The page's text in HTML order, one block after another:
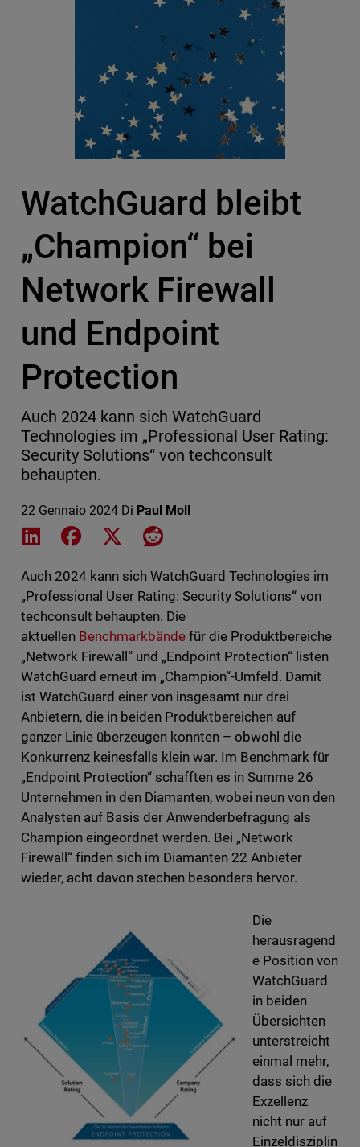
WatchGuard bleibt
„Champion“ bei
Network Firewall
und Endpoint
Protection
Auch 2024 kann sich WatchGuard
Technologies im „Professional User Rating:
Security Solutions“ von techconsult
behaupten.
22 Gennaio 2024 Di Paul Moll
Share on LinkedIn
Share on Facebook
Share on XShare on Reddit
Auch 2024 kann sich WatchGuard Technologies im
„Professional User Rating: Security Solutions“ von
techconsult behaupten. Die
aktuellen Benchmarkbändefür die Produktbereiche
„Network Firewall“ und „Endpoint Protection“ listen
WatchGuard erneut im „Champion“-Umfeld. Damit
ist WatchGuard einer von insgesamt nur drei
Anbietern, die in beiden Produktbereichen auf
ganzer Linie überzeugen konnten – obwohl die
Konkurrenz keinesfalls klein war. Im Benchmark für
„Endpoint Protection“ schafften es in Summe 26
Unternehmen in den Diamanten, wobei neun von den
Analysten auf Basis der Anwenderbefragung als
Champion eingeordnet werden. Bei „Network
Firewall“ finden sich im Diamanten 22 Anbieter
wieder, acht davon stechen besonders hervor.
Die
herausragend
e Position von
WatchGuard
in beiden
Übersichten
unterstreicht
einmal mehr,
dass sich die
Exzellenz
nicht nur auf
Einzeldisziplin